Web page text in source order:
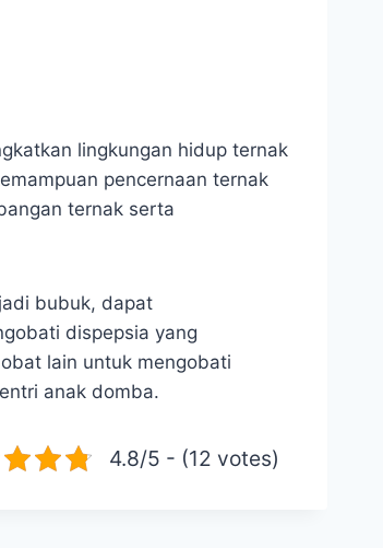
lingkungan hidup ternak
pencernaan ternak
ternak serta
bubuk, dapat
dispepsia yang
lain untuk mengobati
anak domba.
4.8/5 - (12 votes)